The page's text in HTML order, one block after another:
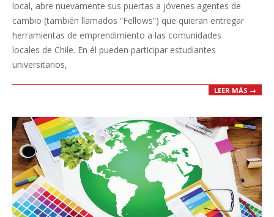
local, abre nuevamente sus puertas a jóvenes agentes de
cambio (también llamados “Fellows”) que quieran entregar
herramientas de emprendimiento a las comunidades
locales de Chile. En él pueden participar estudiantes
universitarios,
LEER MÁS →